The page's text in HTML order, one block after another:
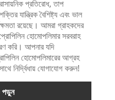
প্রতিরোধ, তাপ
যান্ত্রিক বৈশিষ্ট্য এবং ভাল
রয়েছে। আমরা গ্রাহকদের
হোমোপলিমার সরবরাহ
করি। আপনার যদি
হোমোপলিমারের আগ্রহ
নির্দ্বিধায় যোগাযোগ করুন!